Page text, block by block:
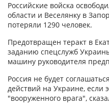
Российские войска
области и Веселянку в
потеряли 1290 человек.
Предотвращен теракт в
заданию спецслужб
машину руководителя
Россия не будет
действий на Украине, если
"вооруженного врага",